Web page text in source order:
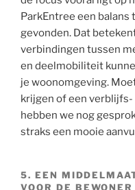
ParkEntree een
gevonden. Dat
verbindingen tussen
en deelmobiliteit
je woonomgeving.
krijgen of een
hebben we nog
straks een mooie
5. EEN
VOOR DE BEWONER